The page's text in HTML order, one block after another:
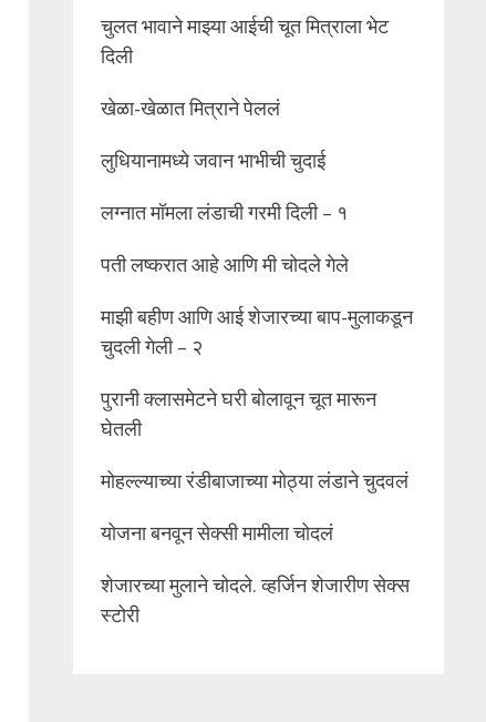
चुलत भावाने माझ्या आईची चूत मित्राला भेट
दिली
खेळा-खेळात मित्राने पेललं
लुधियानामध्ये जवान भाभीची चुदाई
लग्नात मॉमला लंडाची गरमी दिली – १
पती लष्करात आहे आणि मी चोदले गेले
माझी बहीण आणि आई शेजारच्या बाप-मुलाकडून
चुदली गेली – २
पुरानी क्लासमेटने घरी बोलावून चूत मारून
घेतली
मोहल्ल्याच्या रंडीबाजाच्या मोठ्या लंडाने चुदवलं
योजना बनवून सेक्सी मामीला चोदलं
शेजारच्या मुलाने चोदले. व्हर्जिन शेजारीण सेक्स
स्टोरी